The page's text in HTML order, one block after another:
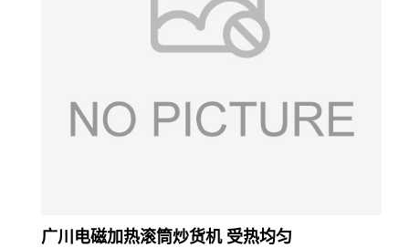
广川电磁加热滚筒炒货机 受热均匀